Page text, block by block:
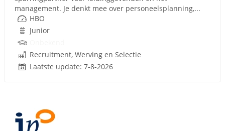
management. Je denkt mee over personeelsplanning,...
HBO
Junior
Recruitment, Werving en Selectie
Laatste update: 7-8-2026